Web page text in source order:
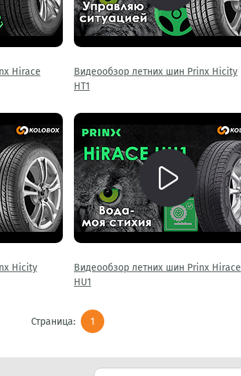
Hirace
Видеообзор летних шин Prinx Hicity
HT1
Hicity
Видеообзор летних шин Prinx Hirace
HU1
Страница: 1